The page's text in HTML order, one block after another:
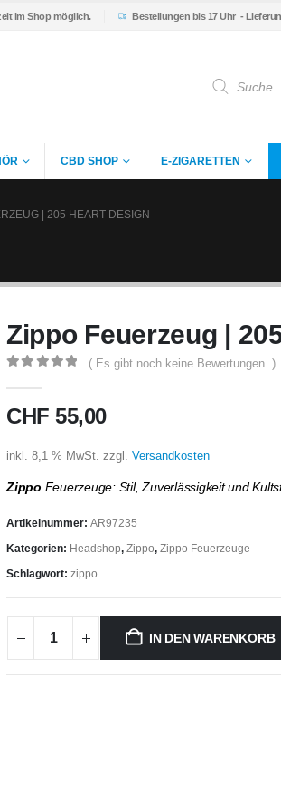
im Shop möglich. Bestellungen bis 17 Uhr-
Products
search
CBD SHOP E-ZIGARETTEN
| 205 HEART DESIGN
Zippo Feuerzeug |
( Es gibt noch keine Bewertungen. )
CHF 55,00
inkl. 8,1 % MwSt. zzgl. Versandkosten
Zippo Feuerzeuge: Stil, Zuverlässigkeit und
Artikelnummer: AR97235
Kategorien: Headshop, Zippo, Zippo Feuerzeuge
Schlagwort: zippo
IN DEN WARENKORB